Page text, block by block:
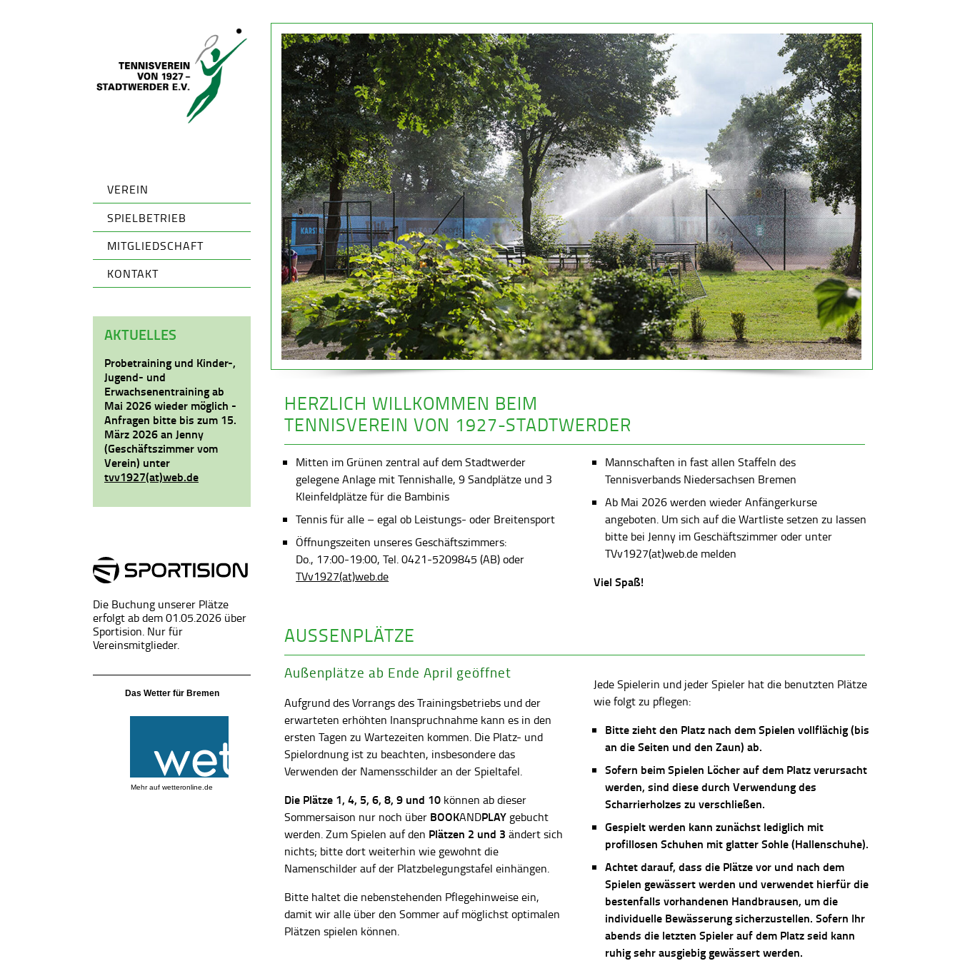
VEREIN
SPIELBETRIEB
MITGLIEDSCHAFT
KONTAKT
AKTUELLES
Probetraining und Kinder-,
Jugend- und
Erwachsenentraining ab
Mai 2026 wieder möglich -
Anfragen bitte bis zum 15.
März 2026 an Jenny
(Geschäftszimmer vom
Verein) unter
tvv1927(at)web.de
Die Buchung unserer Plätze
erfolgt ab dem 01.05.2026 über
Sportision. Nur für
Vereinsmitglieder.
Das Wetter für Bremen
Mehr auf wetteronline.de
HERZLICH WILLKOMMEN BEIM
TENNISVEREIN VON 1927-STADTWERDER
Mitten im Grünen zentral auf dem Stadtwerder
gelegene Anlage mit Tennishalle, 9 Sandplätze und 3
Kleinfeldplätze für die Bambinis
Tennis für alle – egal ob Leistungs- oder Breitensport
Öffnungszeiten unseres Geschäftszimmers:
Do., 17:00-19:00, Tel. 0421-5209845 (AB) oder
TVv1927(at)web.de
Mannschaften in fast allen Staffeln des
Tennisverbands Niedersachsen Bremen
Ab Mai 2026 werden wieder Anfängerkurse
angeboten. Um sich auf die Wartliste setzen zu lassen
bitte bei Jenny im Geschäftszimmer oder unter
TVv1927(at)web.de melden
Viel Spaß!
AUSSENPLÄTZE
Außenplätze ab Ende April geöffnet
Aufgrund des Vorrangs des Trainingsbetriebs und der
erwarteten erhöhten Inanspruchnahme kann es in den
ersten Tagen zu Wartezeiten kommen. Die Platz- und
Spielordnung ist zu beachten, insbesondere das
Verwenden der Namensschilder an der Spieltafel.
Die Plätze 1, 4, 5, 6, 8, 9 und 10 können ab dieser
Sommersaison nur noch über BOOKANDPLAY gebucht
werden. Zum Spielen auf den Plätzen 2 und 3 ändert sich
nichts; bitte dort weiterhin wie gewohnt die
Namenschilder auf der Platzbelegungstafel einhängen.
Bitte haltet die nebenstehenden Pflegehinweise ein,
damit wir alle über den Sommer auf möglichst optimalen
Plätzen spielen können.
Jede Spielerin und jeder Spieler hat die benutzten Plätze
wie folgt zu pflegen:
Bitte zieht den Platz nach dem Spielen vollflächig (bis
an die Seiten und den Zaun) ab.
Sofern beim Spielen Löcher auf dem Platz verursacht
werden, sind diese durch Verwendung des
Scharrierholzes zu verschließen.
Gespielt werden kann zunächst lediglich mit
profillosen Schuhen mit glatter Sohle (Hallenschuhe).
Achtet darauf, dass die Plätze vor und nach dem
Spielen gewässert werden und verwendet hierfür die
bestenfalls vorhandenen Handbrausen, um die
individuelle Bewässerung sicherzustellen. Sofern Ihr
abends die letzten Spieler auf dem Platz seid kann
ruhig sehr ausgiebig gewässert werden.